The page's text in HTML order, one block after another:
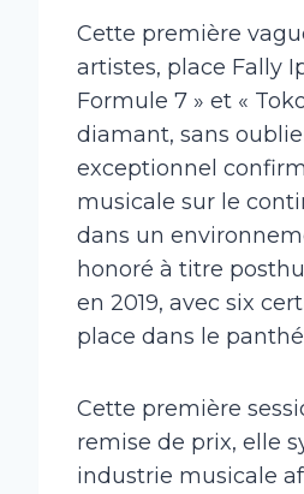
Cette première
artistes, place Fally
Formule 7 » et «
diamant, sans
exceptionnel
musicale sur le
dans un
honoré à titre
en 2019, avec six
place dans le
Cette première
remise de prix, elle
industrie musicale